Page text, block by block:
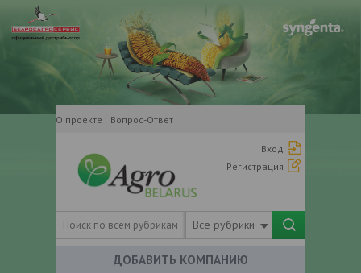
О проекте Вопрос-Ответ
Вход
Регистрация
Все рубрики
ДОБАВИТЬ КОМПАНИЮ